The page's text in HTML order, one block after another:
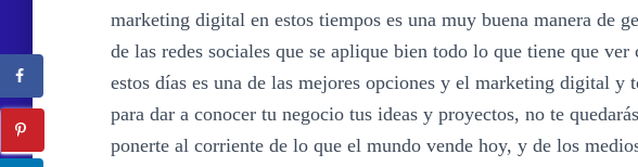
marketing digital en estos tiempos es una muy buena manera de
de las redes sociales que se aplique bien todo lo que tiene que
estos días es una de las mejores opciones y el marketing digital y
para dar a conocer tu negocio tus ideas y proyectos, no te
ponerte al corriente de lo que el mundo vende hoy, y de los